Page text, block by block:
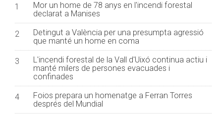
1
Mor un home de 78 anys en l'incendi forestal
declarat a Manises
2
Detingut a València per una presumpta agressió
que manté un home en coma
3
L'incendi forestal de la Vall d'Uixó continua actiu i
manté milers de persones evacuades i
confinades
4
Foios prepara un homenatge a Ferran Torres
després del Mundial